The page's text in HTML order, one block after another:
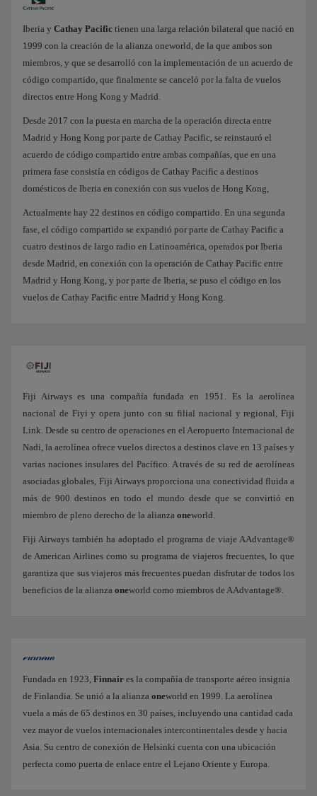
Iberia y Cathay Pacific tienen una larga relación bilateral que nació en
1999 con la creación de la alianza oneworld, de la que ambos son
miembros, y que se desarrolló con la implementación de un acuerdo de
código compartido, que finalmente se canceló por la falta de vuelos
directos entre Hong Kong y Madrid.
Desde 2017 con la puesta en marcha de la operación directa entre
Madrid y Hong Kong por parte de Cathay Pacific, se reinstauró el
acuerdo de código compartido entre ambas compañías, que en una
primera fase consistía en códigos de Cathay Pacific a destinos
domésticos de Iberia en conexión con sus vuelos de Hong Kong,
Actualmente hay 22 destinos en código compartido. En una segunda
fase, el código compartido se expandió por parte de Cathay Pacific a
cuatro destinos de largo radio en Latinoamérica, operados por Iberia
desde Madrid, en conexión con la operación de Cathay Pacific entre
Madrid y Hong Kong, y por parte de Iberia, se puso el código en los
vuelos de Cathay Pacific entre Madrid y Hong Kong.
Fiji Airways es una compañía fundada en 1951. Es la aerolínea
nacional de Fiyi y opera junto con su filial nacional y regional, Fiji
Link. Desde su centro de operaciones en el Aeropuerto Internacional de
Nadi, la aerolínea ofrece vuelos directos a destinos clave en 13 países y
varias naciones insulares del Pacífico. A través de su red de aerolíneas
asociadas globales, Fiji Airways proporciona una conectividad fluida a
más de 900 destinos en todo el mundo desde que se convirtió en
miembro de pleno derecho de la alianza oneworld.
Fiji Airways también ha adoptado el programa de viaje AAdvantage®
de American Airlines como su programa de viajeros frecuentes, lo que
garantiza que sus viajeros más frecuentes puedan disfrutar de todos los
beneficios de la alianza oneworld como miembros de AAdvantage®.
Fundada en 1923, Finnair es la compañía de transporte aéreo insignia
de Finlandia. Se unió a la alianza oneworld en 1999. La aerolínea
vuela a más de 65 destinos en 30 países, incluyendo una cantidad cada
vez mayor de vuelos internacionales intercontinentales desde y hacia
Asia. Su centro de conexión de Helsinki cuenta con una ubicación
perfecta como puerta de enlace entre el Lejano Oriente y Europa.